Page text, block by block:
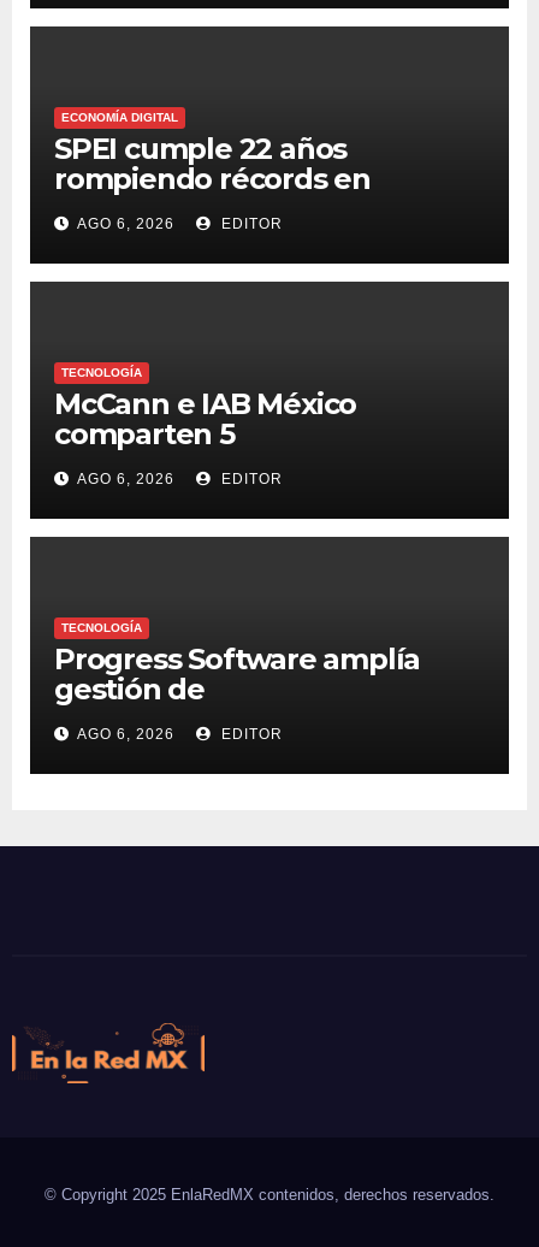
ECONOMÍA DIGITAL
SPEI cumple 22 años
rompiendo récords en
transferencias y adopción
AGO 6, 2026 EDITOR
TECNOLOGÍA
McCann e IAB México
comparten 5
macrotendencias en la
industria del marketing y la
publicidad
AGO 6, 2026 EDITOR
TECNOLOGÍA
Progress Software amplía
gestión de
supercomputadoras de IA
NVIDIA DGX Spark con Chef
AGO 6, 2026 EDITOR
© Copyright 2025 EnlaRedMX contenidos, derechos reservados.